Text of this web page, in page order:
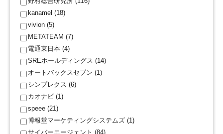
kanamel (18)
vivion (5)
METATEAM (7)
電通東日本 (4)
SREホールディングス (14)
オートバックスセブン (1)
シンプレクス (6)
カオナビ (1)
speee (21)
博報堂マーケティングシステムズ (1)
サイバーエージェント (84)